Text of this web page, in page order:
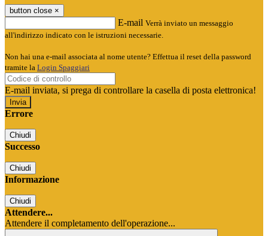
button close ×
E-mail Verrà inviato un messaggio
all'indirizzo indicato con le istruzioni necessarie.
Non hai una e-mail associata al nome utente? Effettua il reset della password
tramite la Login Spaggiari
E-mail inviata, si prega di controllare la casella di posta elettronica!
Errore
Chiudi
Successo
Chiudi
Informazione
Chiudi
Attendere...
Attendere il completamento dell'operazione...